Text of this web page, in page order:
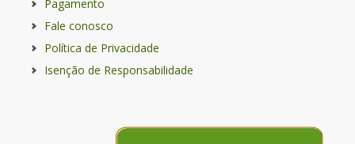
Pagamento
Fale conosco
Política de Privacidade
Isenção de Responsabilidade